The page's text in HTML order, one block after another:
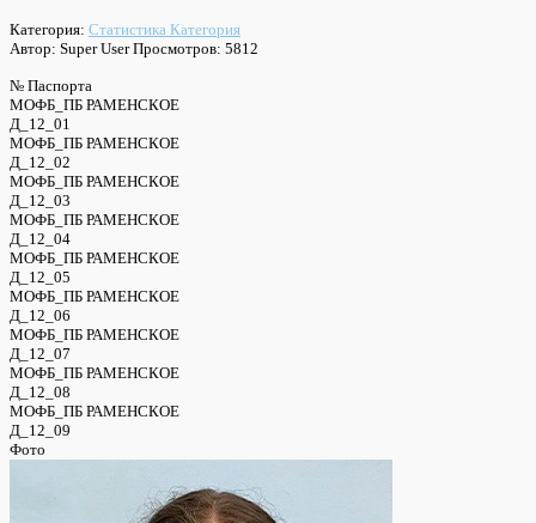
Категория: Статистика Категория
Автор: Super UserПросмотров: 5812
№ Паспорта
МОФБ_ПБ РАМЕНСКОЕ
Д_12_01
МОФБ_ПБ РАМЕНСКОЕ
Д_12_02
МОФБ_ПБ РАМЕНСКОЕ
Д_12_03
МОФБ_ПБ РАМЕНСКОЕ
Д_12_04
МОФБ_ПБ РАМЕНСКОЕ
Д_12_05
МОФБ_ПБ РАМЕНСКОЕ
Д_12_06
МОФБ_ПБ РАМЕНСКОЕ
Д_12_07
МОФБ_ПБ РАМЕНСКОЕ
Д_12_08
МОФБ_ПБ РАМЕНСКОЕ
Д_12_09
Фото